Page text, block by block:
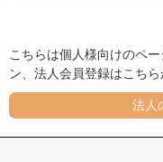
こちらは個人様向けのペ
ン、法人会員登録はこちら
法人